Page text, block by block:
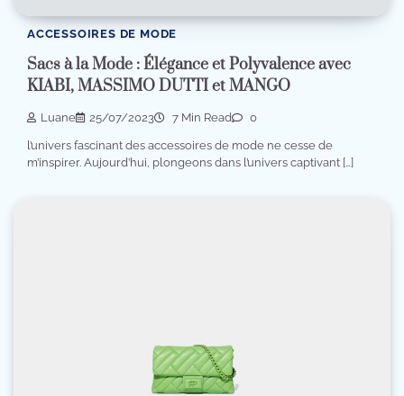
ACCESSOIRES DE MODE
Sacs à la Mode : Élégance et Polyvalence avec
KIABI, MASSIMO DUTTI et MANGO
Luane 25/07/2023 7 Min Read 0
l’univers fascinant des accessoires de mode ne cesse de
m’inspirer. Aujourd’hui, plongeons dans l’univers captivant […]